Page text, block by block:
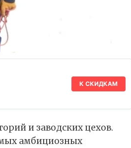
К СКИДКАМ
и заводских цехов.
амбициозных